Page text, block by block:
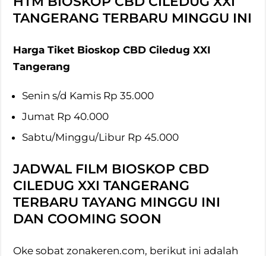
TANGERANG TERBARU MINGGU INI
Harga Tiket Bioskop CBD Ciledug XXI
Tangerang
Senin s/d Kamis Rp 35.000
Jumat Rp 40.000
Sabtu/Minggu/Libur Rp 45.000
JADWAL FILM BIOSKOP CBD
CILEDUG XXI TANGERANG
TERBARU TAYANG MINGGU INI
DAN COOMING SOON
Oke sobat zonakeren.com, berikut ini adalah